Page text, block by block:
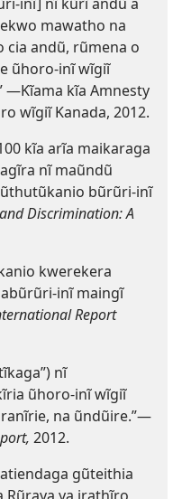
mawatho na
andũ, rũmena o
ũhoro-inĩ wĩgiĩ
—Kĩama kĩa Amnesty
wĩgiĩ Kanada, 2012.
kĩa arĩa maikaraga
nĩ maũndũ
bũrũri-inĩ
Discrimination: A
kwerekera
inĩ maingĩ
Report
nĩ
ũhoro-inĩ wĩgiĩ
na ũndũire.”—
2012.
gũteithia